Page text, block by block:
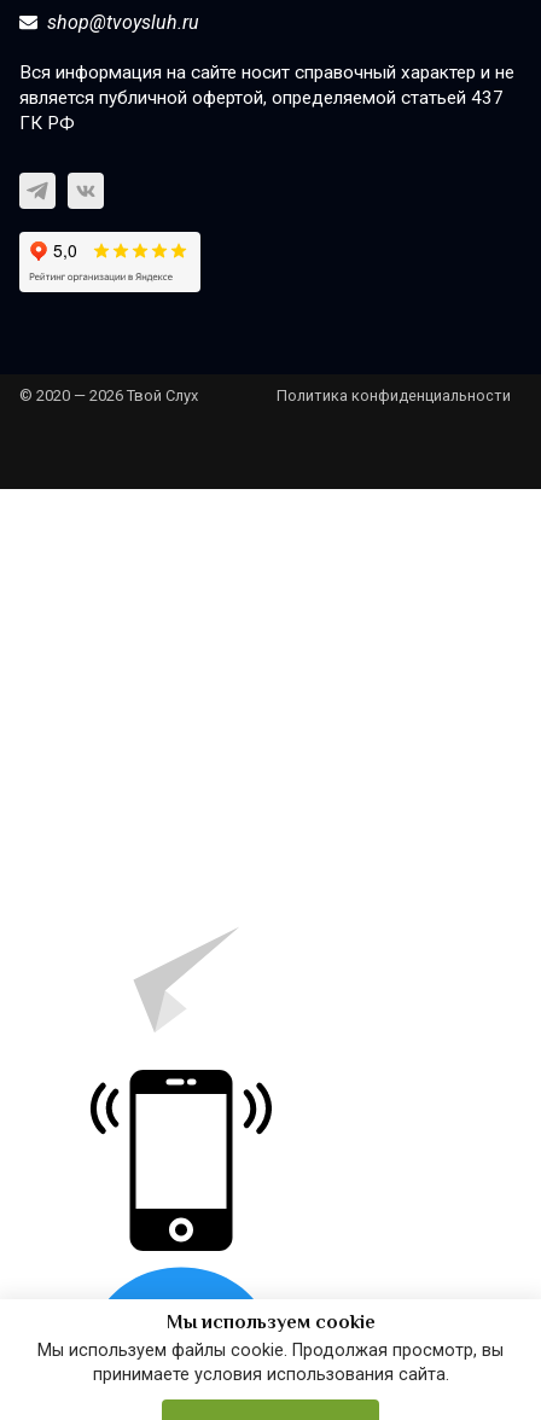
shop@tvoysluh.ru
Вся информация на сайте носит справочный характер и не
является публичной офертой, определяемой статьей 437
ГК РФ
© 2020 — 2026 Твой Слух Политика конфиденциальности
Мы используем cookie
Мы используем файлы cookie. Продолжая просмотр, вы
принимаете условия использования сайта.